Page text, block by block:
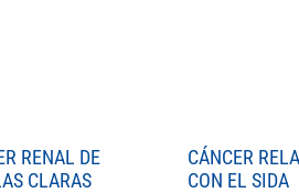
RENAL DE
CLARAS
CÁNCER
CON EL SIDA